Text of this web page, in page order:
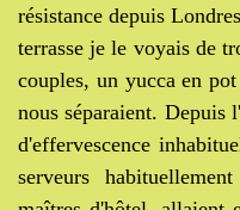
résistance depuis
terrasse je le voyais de
couples, un yucca en
nous séparaient. Depuis
d'effervescence
serveurs